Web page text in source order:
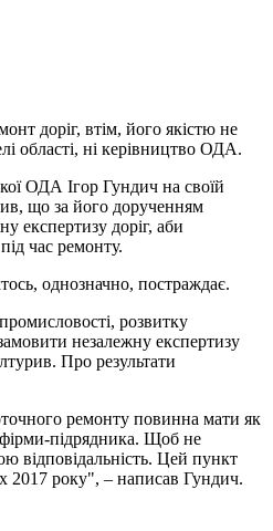
доріг, втім, його якістю не
області, ні керівництво ОДА.
ОДА Ігор Гундич на своїй
що за його дорученням
експертизу доріг, аби
час ремонту.
однозначно, постраждає.
розвитку
незалежну експертизу
Про результати
ремонту повинна мати як
фірми-підрядника. Щоб не
відповідальність. Цей пункт
2017 року", – написав Гундич.